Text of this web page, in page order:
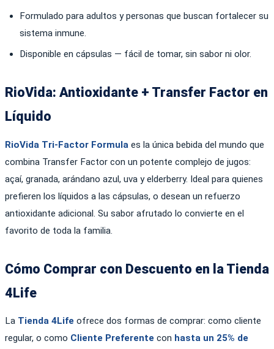
Formulado para adultos y personas que buscan fortalecer su
sistema inmune.
Disponible en cápsulas — fácil de tomar, sin sabor ni olor.
RioVida: Antioxidante + Transfer Factor en
Líquido
RioVida Tri-Factor Formula es la única bebida del mundo que
combina Transfer Factor con un potente complejo de jugos:
açaí, granada, arándano azul, uva y elderberry. Ideal para quienes
prefieren los líquidos a las cápsulas, o desean un refuerzo
antioxidante adicional. Su sabor afrutado lo convierte en el
favorito de toda la familia.
Cómo Comprar con Descuento en la Tienda
4Life
La Tienda 4Life ofrece dos formas de comprar: como cliente
regular, o como Cliente Preferente con hasta un 25% de